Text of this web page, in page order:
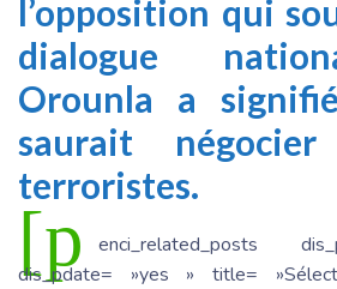
l’opposition qui
dialogue
Orounla a
saurait
terroristes.
[p
enci_related_posts
dis_pdate= »yes » title=